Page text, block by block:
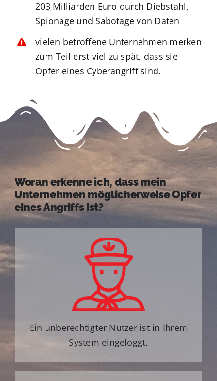
203 Milliarden Euro durch Diebstahl,
Spionage und Sabotage von Daten
vielen betroffene Unternehmen merken
zum Teil erst viel zu spät, dass sie
Opfer eines Cyberangriff sind.
Woran erkenne ich, dass mein
Unternehmen möglicherweise Opfer
eines Angriffs ist?
Ein unberechtigter Nutzer ist in Ihrem
System eingeloggt.